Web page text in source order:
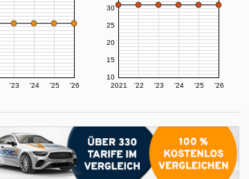
'23 '24 '25 '26 2021 '22 '23 '24 '25 '26
10
15
20
25
30